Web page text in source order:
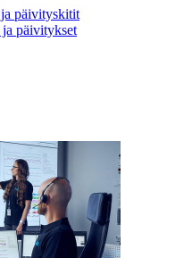
päivityskitit
ja päivitykset